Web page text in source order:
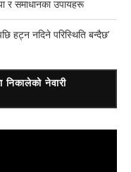
र समाधानका उपायहरू
हट्न नदिने परिस्थिति बन्दैछ’
नेवारी